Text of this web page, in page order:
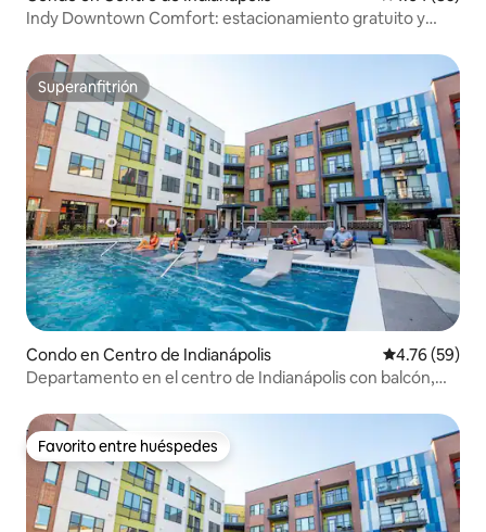
Indy Downtown Comfort: estacionamiento gratuito y
Superanfitrión
Superanfitrión
Condo en Centro de Indianápolis Calificación
4.76 (59)
Departamento en el centro de Indianápolis con balcón,
Favorito entre huéspedes
Favorito entre huéspedes